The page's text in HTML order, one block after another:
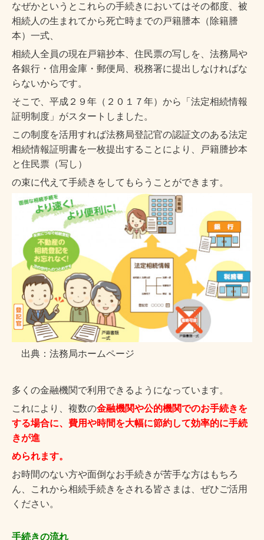
なぜかというとこれらの手続きにおいてはその都度、被
相続人の生まれてから死亡時までの戸籍謄本（除籍謄
本）一式、
相続人全員の現在戸籍抄本、住民票の写しを、法務局や
各銀行・信用金庫・郵便局、税務署に提出しなければな
らないからです。
そこで、平成２９年（２０１７年）から「法定相続情報
証明制度」がスタートしました。
この制度を活用すれば法務局登記官の認証文のある法定
相続情報証明書を一枚提出することにより、戸籍謄抄本
と住民票（写し）
の束に代えて手続きをしてもらうことができます。
出典：法務局ホームページ
多くの金融機関で利用できるようになっています。
これにより、複数の金融機関や公的機関でのお手続きを
する場合に、費用や時間を大幅に節約して効率的に手続
きが進
められます。
お時間のない方や面倒なお手続きが苦手な方はもちろ
ん、これから相続手続きをされる皆さまは、ぜひご活用
ください。
手続きの流れ